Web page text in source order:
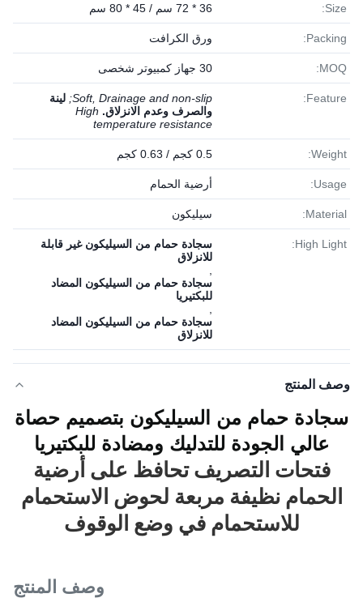
Size: 36 * 72 سم / 45 * 80 سم
Packing: ورق الكرافت
MOQ: 30 جهاز كمبيوتر شخصى
Feature:
Soft, Drainage and non-slip; لينة
والصرف وعدم الانزلاق. High
temperature resistance
Weight: 0.5 كجم / 0.63 كجم
Usage: أرضية الحمام
Material: سيليكون
High Light:
سجادة حمام من السيليكون غير قابلة
للانزلاق
سجادة حمام من السيليكون المضاد
للبكتيريا
سجادة حمام من السيليكون المضاد
للانزلاق
وصف المنتج
سجادة حمام من السيليكون بتصميم حصاة
عالي الجودة للتدليك ومضادة للبكتيريا
فتحات التصريف تحافظ على أرضية
الحمام نظيفة مربعة لحوض الاستحمام
للاستحمام في وضع الوقوف
وصف المنتج